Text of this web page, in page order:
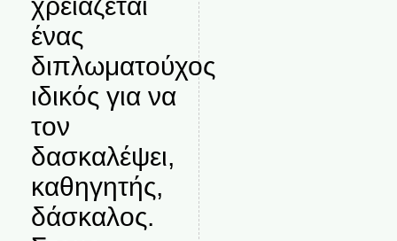
ένας
διπλωματούχος
ιδικός για να
τον
δασκαλέψει,
καθηγητής,
δάσκαλος.